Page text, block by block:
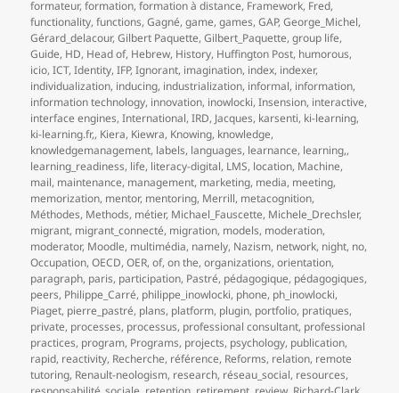
formateur,formation,formation à distance, Framework, Fred,
functionality,functions,Gagné,game,games,GAP,George_Michel,
Gérard_delacour,Gilbert Paquette,Gilbert_Paquette,group life,
Guide, HD, Head of, Hebrew, History, Huffington Post, humorous,
icio,ICT,Identity,IFP,Ignorant, imagination, index, indexer,
individualization, inducing, industrialization, informal, information,
information technology, innovation, inowlocki,Insension, interactive,
interface engines,International,IRD, Jacques, karsenti, ki-learning,
ki-learning.fr,, Kiera, Kiewra, Knowing, knowledge,
knowledgemanagement, labels, languages, learnance, learning,,
learning_readiness, life, literacy-digital, LMS, location, Machine,
mail, maintenance, management, marketing, media, meeting,
memorization, mentor, mentoring, Merrill, metacognition,
Méthodes, Methods, métier, Michael_Fauscette, Michele_Drechsler,
migrant, migrant_connecté, migration, models, moderation,
moderator, Moodle, multimédia, namely, Nazism, network, night, no,
Occupation,OECD,OER,of,on the,organizations,orientation,
paragraph, paris, participation, Pastré, pédagogique, pédagogiques,
peers, Philippe_Carré, philippe_inowlocki, phone, ph_inowlocki,
Piaget, pierre_pastré, plans, platform, plugin, portfolio, pratiques,
private, processes, processus, professional consultant, professional
practices, program, Programs, projects, psychology, publication,
rapid, reactivity, Recherche, référence, Reforms, relation, remote
tutoring, Renault-neologism, research, réseau_social, resources,